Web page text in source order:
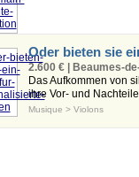
Oder bieten sie
2.600 € | Beaumes-
Das Aufkommen von
ihre Vor- und
Musique > Violons